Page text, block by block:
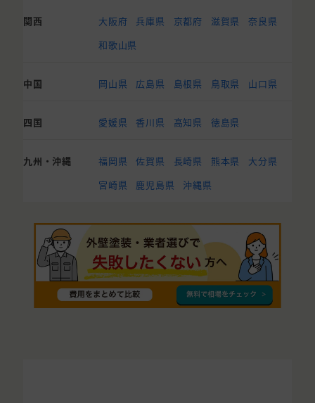
関西 大阪府 兵庫県 京都府 滋賀県
奈良県
和歌山県
中国 岡山県 広島県 島根県 鳥取県 山口県
四国 愛媛県 香川県 高知県 徳島県
九州・沖縄 福岡県 佐賀県 長崎県 熊本県
大分県
宮崎県
鹿児島県 沖縄県